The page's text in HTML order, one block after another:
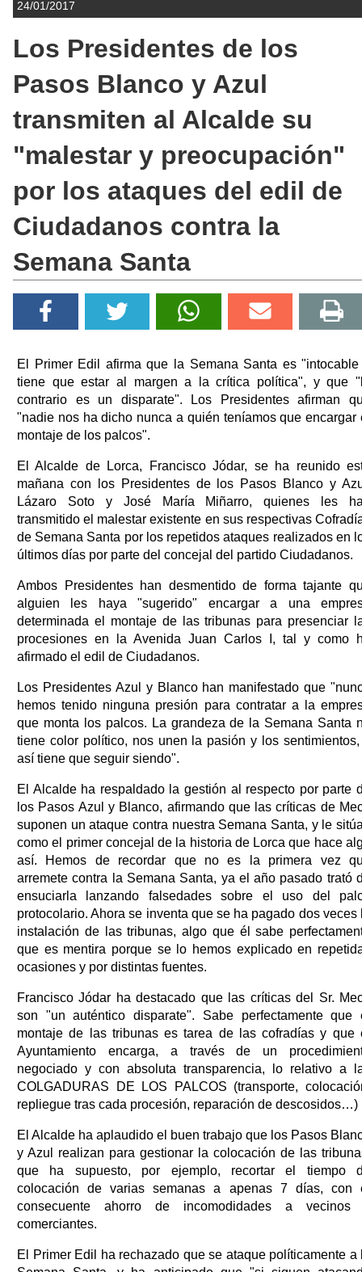
24/01/2017
Los Presidentes de los
Pasos Blanco y Azul
transmiten al Alcalde su
"malestar y preocupación"
por los ataques del edil de
Ciudadanos contra la
Semana Santa
El Primer Edil afirma que la Semana Santa es
tiene que estar al margen a la crítica política", y que
contrario es un disparate". Los Presidentes afirman
"nadie nos ha dicho nunca a quién teníamos que encargar
montaje de los palcos".
El Alcalde de Lorca, Francisco Jódar, se ha reunido
mañana con los Presidentes de los Pasos Blanco y
Lázaro Soto y José María Miñarro, quienes les
transmitido el malestar existente en sus respectivas
de Semana Santa por los repetidos ataques realizados en
últimos días por parte del concejal del partido Ciudadanos.
Ambos Presidentes han desmentido de forma tajante
alguien les haya "sugerido" encargar a una
determinada el montaje de las tribunas para presenciar
procesiones en la Avenida Juan Carlos I, tal y como
afirmado el edil de Ciudadanos.
Los Presidentes Azul y Blanco han manifestado que
hemos tenido ninguna presión para contratar a la
que monta los palcos. La grandeza de la Semana Santa
tiene color político, nos unen la pasión y los
así tiene que seguir siendo".
El Alcalde ha respaldado la gestión al respecto por parte
los Pasos Azul y Blanco, afirmando que las críticas de
suponen un ataque contra nuestra Semana Santa, y le
como el primer concejal de la historia de Lorca que hace
así. Hemos de recordar que no es la primera vez
arremete contra la Semana Santa, ya el año pasado trató
ensuciarla lanzando falsedades sobre el uso del
protocolario. Ahora se inventa que se ha pagado dos veces
instalación de las tribunas, algo que él sabe
que es mentira porque se lo hemos explicado en
ocasiones y por distintas fuentes.
Francisco Jódar ha destacado que las críticas del Sr.
son "un auténtico disparate". Sabe perfectamente que
montaje de las tribunas es tarea de las cofradías y que
Ayuntamiento encarga, a través de un
negociado y con absoluta transparencia, lo relativo a
COLGADURAS DE LOS PALCOS (transporte,
repliegue tras cada procesión, reparación de descosidos…)
El Alcalde ha aplaudido el buen trabajo que los Pasos
y Azul realizan para gestionar la colocación de las
que ha supuesto, por ejemplo, recortar el tiempo
colocación de varias semanas a apenas 7 días, con
consecuente ahorro de incomodidades a vecinos
comerciantes.
El Primer Edil ha rechazado que se ataque políticamente a